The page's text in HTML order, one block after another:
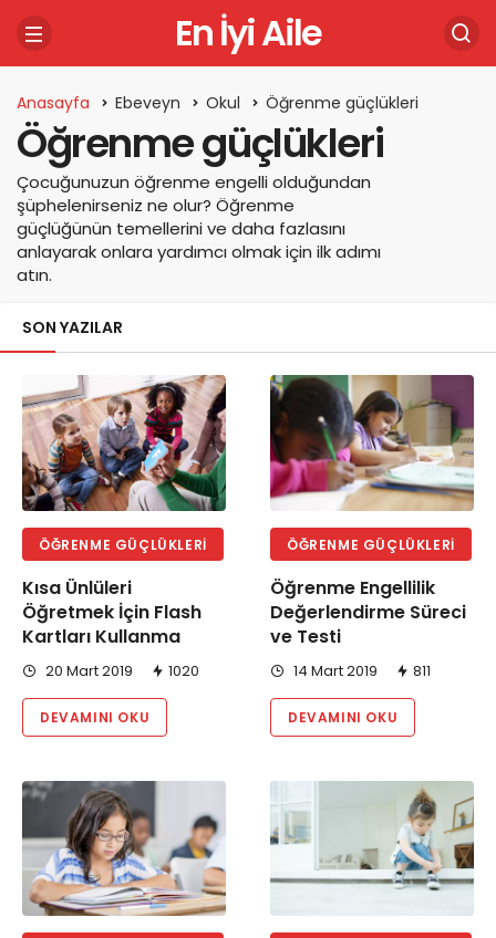
En İyi Aile
Anasayfa Ebeveyn Okul Öğrenme güçlükleri
Öğrenme güçlükleri
Çocuğunuzun öğrenme engelli olduğundan
şüphelenirseniz ne olur? Öğrenme
güçlüğünün temellerini ve daha fazlasını
anlayarak onlara yardımcı olmak için ilk adımı
atın.
SON YAZILAR
ÖĞRENME GÜÇLÜKLERI
Kısa Ünlüleri
Öğretmek İçin Flash
Kartları Kullanma
20 Mart 2019 1020
DEVAMINI OKU
ÖĞRENME GÜÇLÜKLERI
Öğrenme Engellilik
Değerlendirme Süreci
ve Testi
14 Mart 2019 811
DEVAMINI OKU